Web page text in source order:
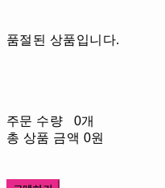
품절된 상품입니다.
주문 수량
0개
총 상품 금액 0원